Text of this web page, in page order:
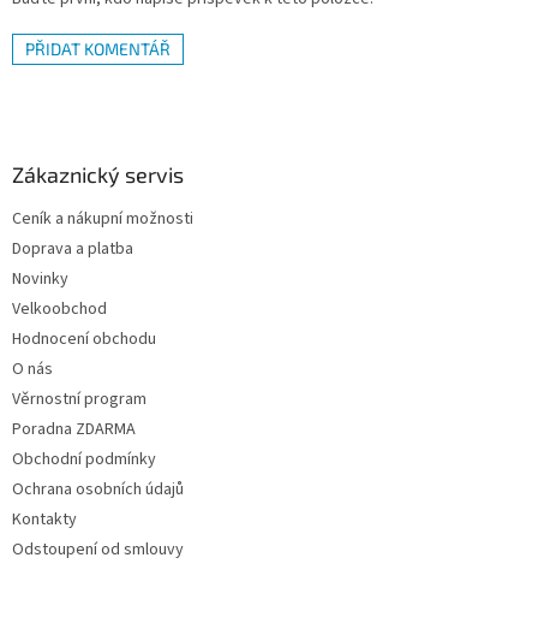
PŘIDAT KOMENTÁŘ
Zákaznický servis
Ceník a nákupní možnosti
Doprava a platba
Novinky
Velkoobchod
Hodnocení obchodu
O nás
Věrnostní program
Poradna ZDARMA
Obchodní podmínky
Ochrana osobních údajů
Kontakty
Odstoupení od smlouvy